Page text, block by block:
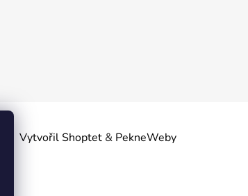
Vytvořil Shoptet & PekneWeby